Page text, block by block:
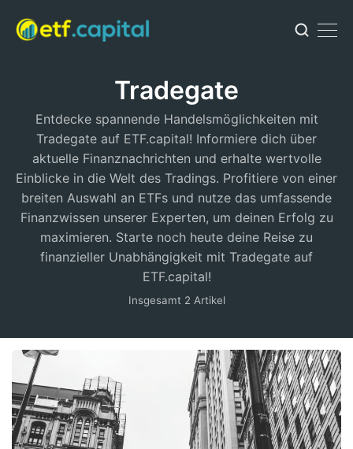
Tradegate
Entdecke spannende Handelsmöglichkeiten mit
Tradegate auf ETF.capital! Informiere dich über
aktuelle Finanznachrichten und erhalte wertvolle
Einblicke in die Welt des Tradings. Profitiere von einer
breiten Auswahl an ETFs und nutze das umfassende
Finanzwissen unserer Experten, um deinen Erfolg zu
maximieren. Starte noch heute deine Reise zu
finanzieller Unabhängigkeit mit Tradegate auf
ETF.capital!
Insgesamt 2 Artikel